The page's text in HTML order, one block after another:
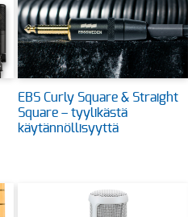
EBS Curly Square & Straight
Square – tyylikästä
käytännöllisyyttä